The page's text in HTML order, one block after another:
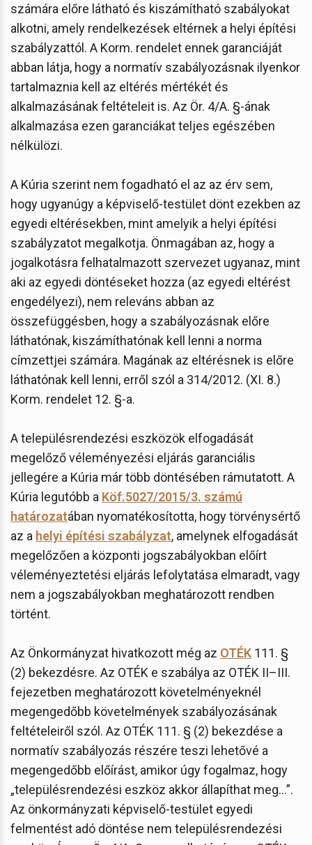
számára előre látható és kiszámítható szabályokat
alkotni, amely rendelkezések eltérnek a helyi építési
szabályzattól. A Korm. rendelet ennek garanciáját
abban látja, hogy a normatív szabályozásnak ilyenkor
tartalmaznia kell az eltérés mértékét és
alkalmazásának feltételeit is. Az Ör. 4/A. §-ának
alkalmazása ezen garanciákat teljes egészében
nélkülözi.
A Kúria szerint nem fogadható el az az érv sem,
hogy ugyanúgy a képviselő-testület dönt ezekben az
egyedi eltérésekben, mint amelyik a helyi építési
szabályzatot megalkotja. Önmagában az, hogy a
jogalkotásra felhatalmazott szervezet ugyanaz, mint
aki az egyedi döntéseket hozza (az egyedi eltérést
engedélyezi), nem releváns abban az
összefüggésben, hogy a szabályozásnak előre
láthatónak, kiszámíthatónak kell lenni a norma
címzettjei számára. Magának az eltérésnek is előre
láthatónak kell lenni, erről szól a 314/2012. (XI. 8.)
Korm. rendelet 12. §-a.
A településrendezési eszközök elfogadását
megelőző véleményezési eljárás garanciális
jellegére a Kúria már több döntésében rámutatott. A
Kúria legutóbb a Köf.5027/2015/3. számú
határozatában nyomatékosította, hogy törvénysértő
az a helyi építési szabályzat, amelynek elfogadását
megelőzően a központi jogszabályokban előírt
véleményeztetési eljárás lefolytatása elmaradt, vagy
nem a jogszabályokban meghatározott rendben
történt.
Az Önkormányzat hivatkozott még az OTÉK 111. §
(2) bekezdésre. Az OTÉK e szabálya az OTÉK II–III.
fejezetben meghatározott követelményeknél
megengedőbb követelmények szabályozásának
feltételeiről szól. Az OTÉK 111. § (2) bekezdése a
normatív szabályozás részére teszi lehetővé a
megengedőbb előírást, amikor úgy fogalmaz, hogy
„településrendezési eszköz akkor állapíthat meg…”.
Az önkormányzati képviselő-testület egyedi
felmentést adó döntése nem településrendezési